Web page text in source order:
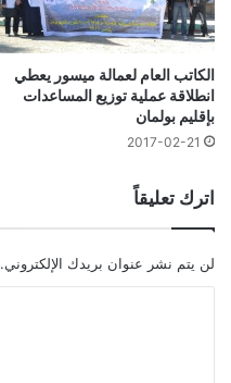
الكاتب العام لعمالة ميسور يعطي
انطلاقة عملية توزيع المساعدات
بإقليم بولمان
2017-02-21
اترك تعليقاً
لن يتم نشر عنوان بريدك الإلكتروني.